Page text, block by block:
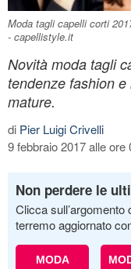
Moda tagli capelli corti
- capellistyle.it
Novità moda tagli
tendenze fashion
mature.
di Pier Luigi Crivelli
9 febbraio 2017 alle ore
Non perdere le
Clicca
terremo aggiornato
MODA